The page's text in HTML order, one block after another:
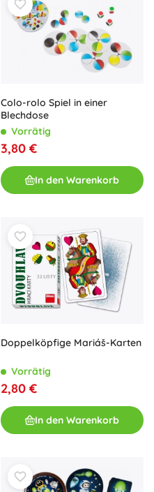
Colo-rolo Spiel in einer
Blechdose
Vorrätig
3,80 €
In den Warenkorb
Doppelköpfige Mariáš-Karten
Vorrätig
2,80 €
In den Warenkorb